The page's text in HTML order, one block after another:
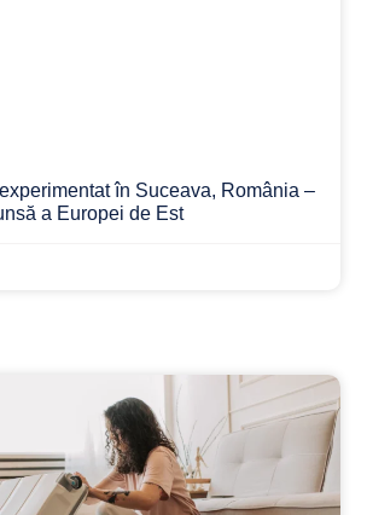
în Suceava, România –
a Europei de Est